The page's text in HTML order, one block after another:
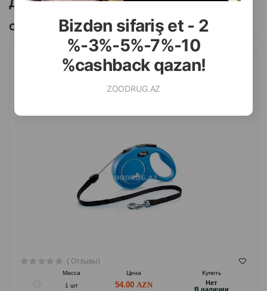
Bizdən sifariş et - 2
%-3%-5%-7%-10
%cashback qazan!
ZOODRUG.AZ
Другие товоры бренда
Смотреть Все
ПОВОДОК-РУЛЕТКА FLEXI BLUE NEW CLASSIC CORD. РАЗМЕР
S. ЦВЕТ: СИНИЙ. ДЛИНА: 8 МЕТРОВ. ДО 12 КГ.
( Отзывы)
Масса Цена
Купить
1 шт
54.00
Hет
B наличии